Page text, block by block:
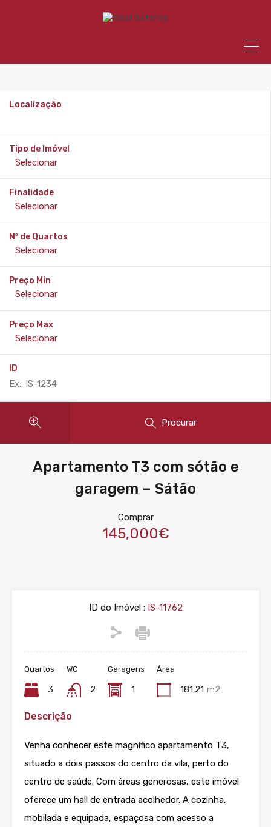
Localização
Tipo de Imóvel
Finalidade
Nº de Quartos
Preço Min
Preço Max
ID
Procurar
Apartamento T3 com sótão e
garagem – Sátão
Comprar
145,000€
ID do Imóvel :IS-11762
Quartos
3
WC
2
Garagens
1
Área
181,21 m2
Descrição
Venha conhecer este magnífico apartamento T3,
situado a dois passos do centro da vila, perto do
centro de saúde. Com áreas generosas, este imóvel
oferece um hall de entrada acolhedor. A cozinha,
mobilada e equipada, espaçosa com acesso a